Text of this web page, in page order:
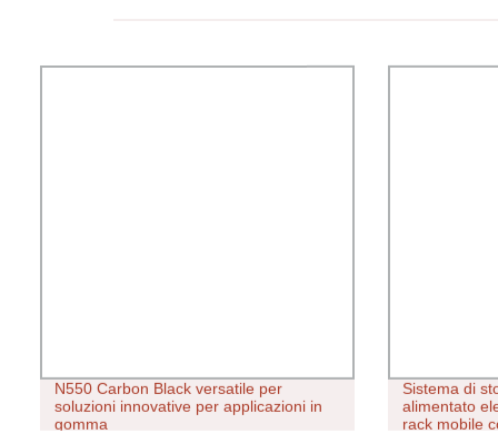
N550 Carbon Black versatile per
soluzioni innovative per applicazioni in
gomma
Sistema di
alimentato
rack mobile